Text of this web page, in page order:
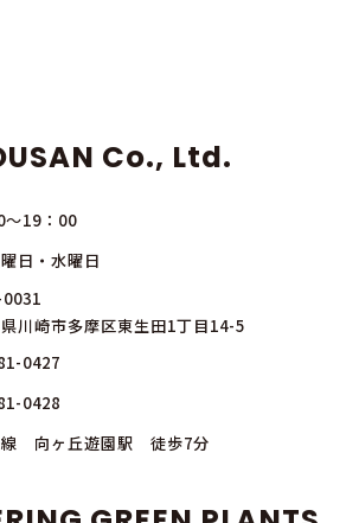
Co., Ltd.
～19：00
日・水曜日
川崎市多摩区東生田1丁目14-5
0427
0428
線 向ヶ丘遊園駅 徒歩7分